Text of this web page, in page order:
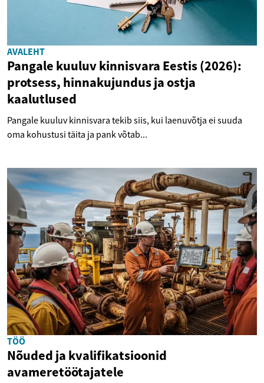
AVALEHT
Pangale kuuluv kinnisvara Eestis (2026):
protsess, hinnakujundus ja ostja
kaalutlused
Pangale kuuluv kinnisvara tekib siis, kui laenuvõtja ei suuda
oma kohustusi täita ja pank võtab...
TÖÖ
Nõuded ja kvalifikatsioonid
avameretöötajatele